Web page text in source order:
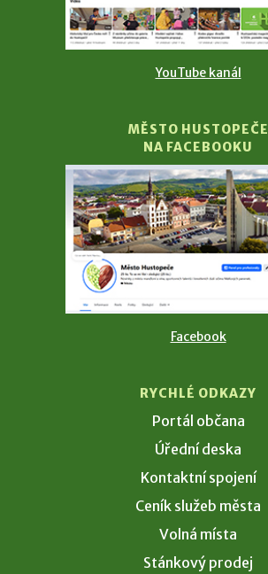
YouTube kanál
MĚSTO HUSTOPEČE
NA FACEBOOKU
Facebook
RYCHLÉ ODKAZY
Portál občana
Úřední deska
Kontaktní spojení
Ceník služeb města
Volná místa
Stánkový prodej